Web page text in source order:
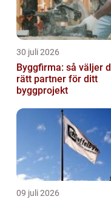
30 juli 2026
Byggfirma: så väljer
rätt partner för ditt
byggprojekt
09 juli 2026